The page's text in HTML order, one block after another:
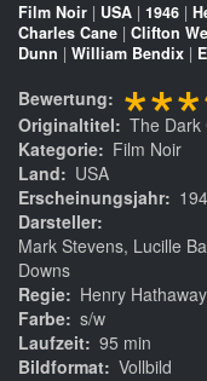
Film Noir | USA | 1946 |
Charles Cane | Clifton
Dunn | William Bendix |
Bewertung
Originaltitel
The Dark
Kategorie
Film Noir
Land
USA
Erscheinungsjahr
Darsteller
Mark Stevens, Lucille
Downs
Regie
Henry Hathaway
Farbe s/w
Laufzeit 95 min
Bildformat Vollbild